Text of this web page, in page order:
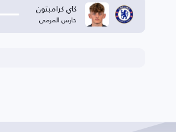
كاي كرامبتون
حارس المرمى